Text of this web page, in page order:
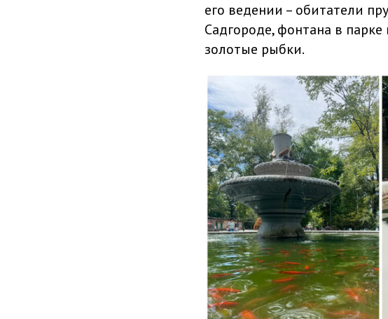
его ведении – обитатели
Садгороде, фонтана в
золотые рыбки.